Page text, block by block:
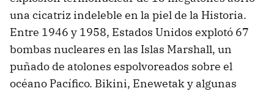
una cicatriz indeleble en la piel de la Historia.
Entre 1946 y 1958, Estados Unidos explotó 67
bombas nucleares en las Islas Marshall, un
puñado de atolones espolvoreados sobre el
océano Pacífico. Bikini, Enewetak y algunas